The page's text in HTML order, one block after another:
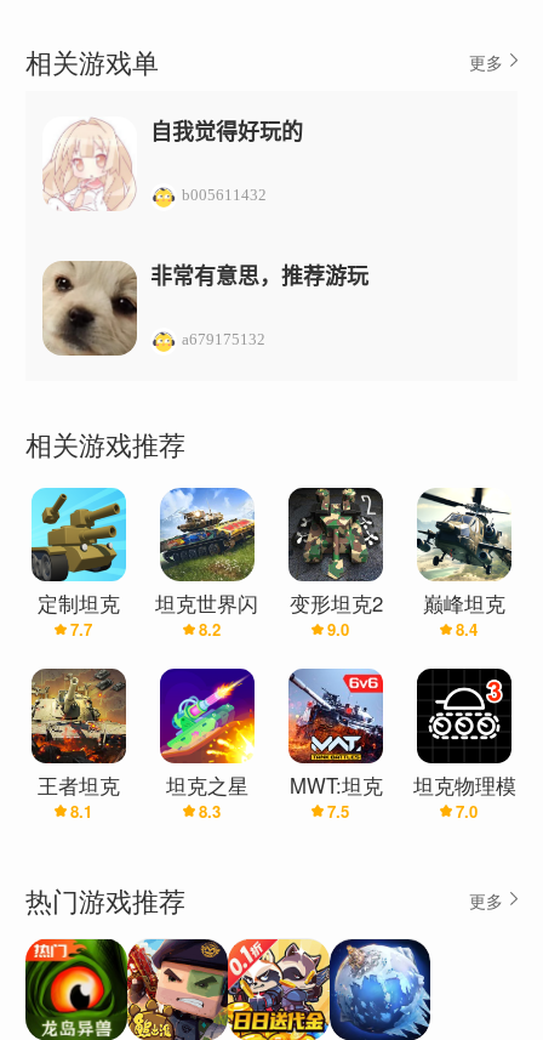
相关游戏单 更多
自我觉得好玩的
b005611432
非常有意思，推荐游玩
a679175132
相关游戏推荐
定制坦克
(最新版)
7.7
坦克世界闪
击战
8.2
变形坦克2
9.0
巅峰坦克
8.4
王者坦克
8.1
坦克之星
(辅助菜单)
8.3
MWT:坦克
战争(现代
7.5
坦克物理模
拟器3(辅助
7.0
热门游戏推荐 更多